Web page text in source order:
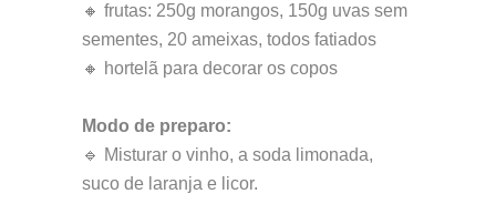
🔸 frutas: 250g morangos, 150g uvas sem
sementes, 20 ameixas, todos fatiados
🔸 hortelã para decorar os copos
Modo de preparo:
🔹 Misturar o vinho, a soda limonada,
suco de laranja e licor.